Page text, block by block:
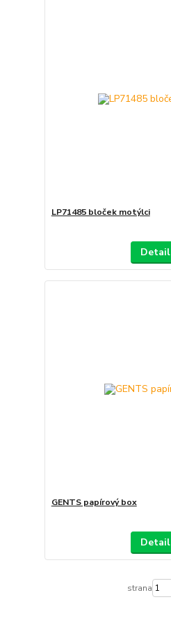
LP71485 bloček motýlci
Detail
GENTS papírový box
Detail
strana